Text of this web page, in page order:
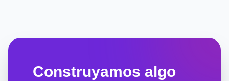
Construyamos algo